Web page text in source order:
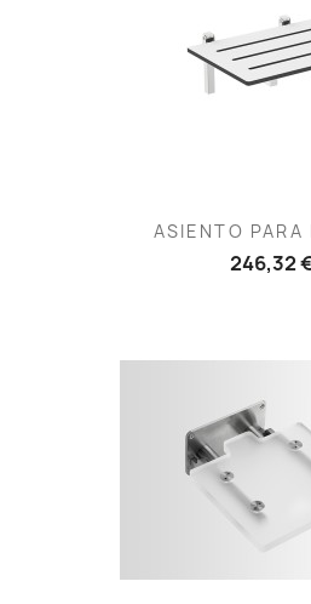
ASIENTO PARA
246,32